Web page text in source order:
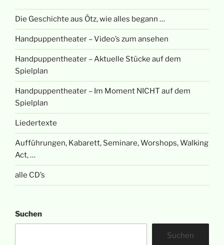
Die Geschichte aus Ötz, wie alles begann …
Handpuppentheater – Video’s zum ansehen
Handpuppentheater – Aktuelle Stücke auf dem
Spielplan
Handpuppentheater – Im Moment NICHT auf dem
Spielplan
Liedertexte
Aufführungen, Kabarett, Seminare, Worshops, Walking
Act, …
alle CD’s
Suchen
Suchen